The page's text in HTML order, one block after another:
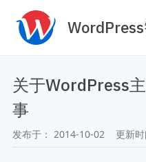
主机托管
关于WordPress
事
发布于： 2014-10-02 更新时